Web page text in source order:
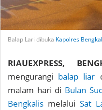
Balap Lari dibuka Kapolres
RIAUEXPRESS,
mengurangi balap liar
malam hari di Bulan
Bengkalis melalui Sat